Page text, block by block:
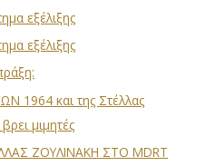
εξέλιξης
εξέλιξης
1964 και της Στέλλας
μιμητές
ΖΟΥΛΙΝΑΚΗ ΣΤΟ MDRT